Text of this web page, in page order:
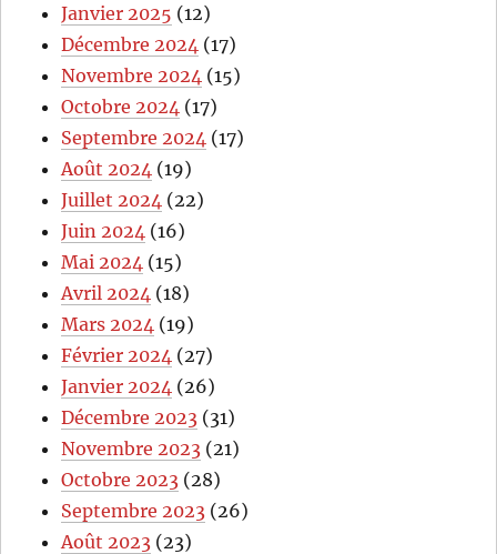
Janvier 2025 (12)
Décembre 2024 (17)
Novembre 2024 (15)
Octobre 2024 (17)
Septembre 2024 (17)
Août 2024 (19)
Juillet 2024 (22)
Juin 2024 (16)
Mai 2024 (15)
Avril 2024 (18)
Mars 2024 (19)
Février 2024 (27)
Janvier 2024 (26)
Décembre 2023 (31)
Novembre 2023 (21)
Octobre 2023 (28)
Septembre 2023 (26)
Août 2023 (23)